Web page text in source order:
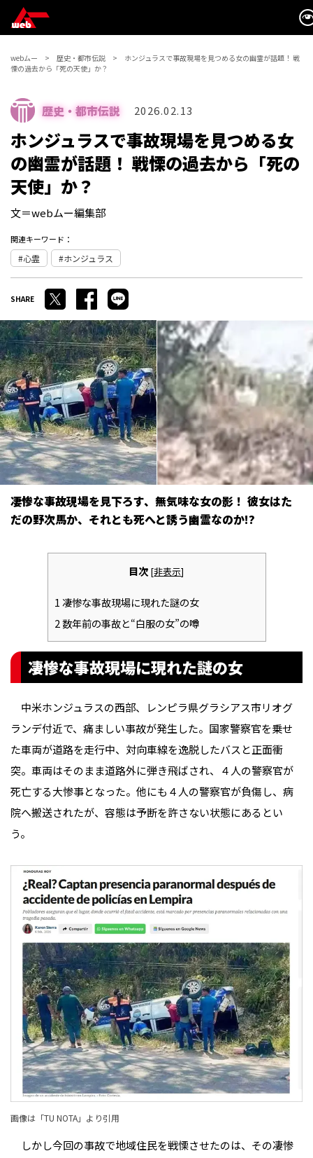
webムー 歴史・都市伝説
ホンジュラスで事故現場を見つめる女の幽霊が話題！ 戦
慄の過去から「死の天使」か？
歴史・都市伝説 2026.02.13
ホンジュラスで事故現場を見つめる女
の幽霊が話題！ 戦慄の過去から「死の
天使」か？
文＝webムー編集部
関連キーワード：
心霊 ホンジュラス
凄惨な事故現場を見下ろす、無気味な女の影！ 彼女はた
だの野次馬か、それとも死へと誘う幽霊なのか!?
目次 [非表示]
1凄惨な事故現場に現れた謎の女
2数年前の事故と“白服の女”の噂
凄惨な事故現場に現れた謎の女
中米ホンジュラスの西部、レンピラ県グラシアス市リオグ
ランデ付近で、痛ましい事故が発生した。国家警察官を乗せ
た車両が道路を走行中、対向車線を逸脱したバスと正面衝
突。車両はそのまま道路外に弾き飛ばされ、４人の警察官が
死亡する大惨事となった。他にも４人の警察官が負傷し、病
院へ搬送されたが、容態は予断を許さない状態にあるとい
う。
画像は「TU NOTA」より引用
しかし今回の事故で地域住民を戦慄させたのは、その凄惨